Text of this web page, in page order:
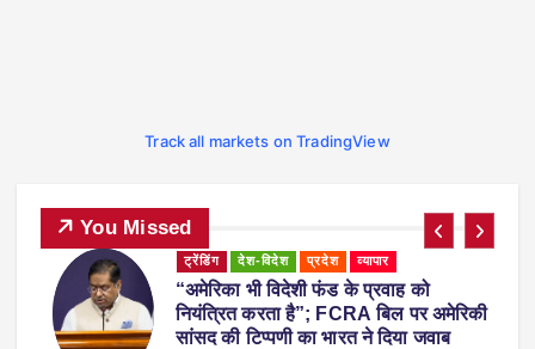
Track all markets on TradingView
You Missed
ट्रेंडिंग देश-विदेश प्रदेश महाराष्ट्र
महाराष्ट्र में नकली ‘एनालॉग पनीर’ पर 1 साल
का प्रतिबंध, होटल-रेस्टोरेंट में उपयोग करने पर
होगी सख्त कार्रवाई